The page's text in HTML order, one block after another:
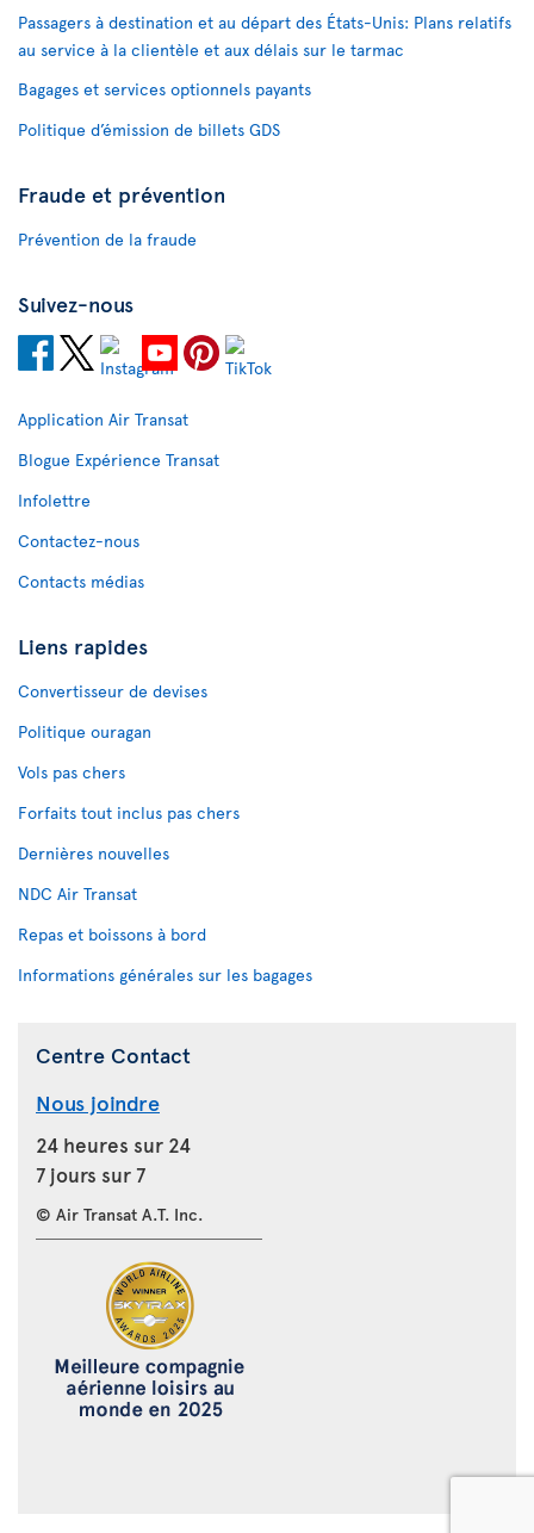
Passagers à destination et au départ des États-Unis: Plans relatifs
au service à la clientèle et aux délais sur le tarmac
Bagages et services optionnels payants
Politique d’émission de billets GDS
Fraude et prévention
Prévention de la fraude
Suivez-nous
Application Air Transat
Blogue Expérience Transat
Infolettre
Contactez-nous
Contacts médias
Liens rapides
Convertisseur de devises
Politique ouragan
Vols pas chers
Forfaits tout inclus pas chers
Dernières nouvelles
NDC Air Transat
Repas et boissons à bord
Informations générales sur les bagages
Centre Contact
Nous joindre
24 heures sur 24
7 jours sur 7
© Air Transat A.T. Inc.